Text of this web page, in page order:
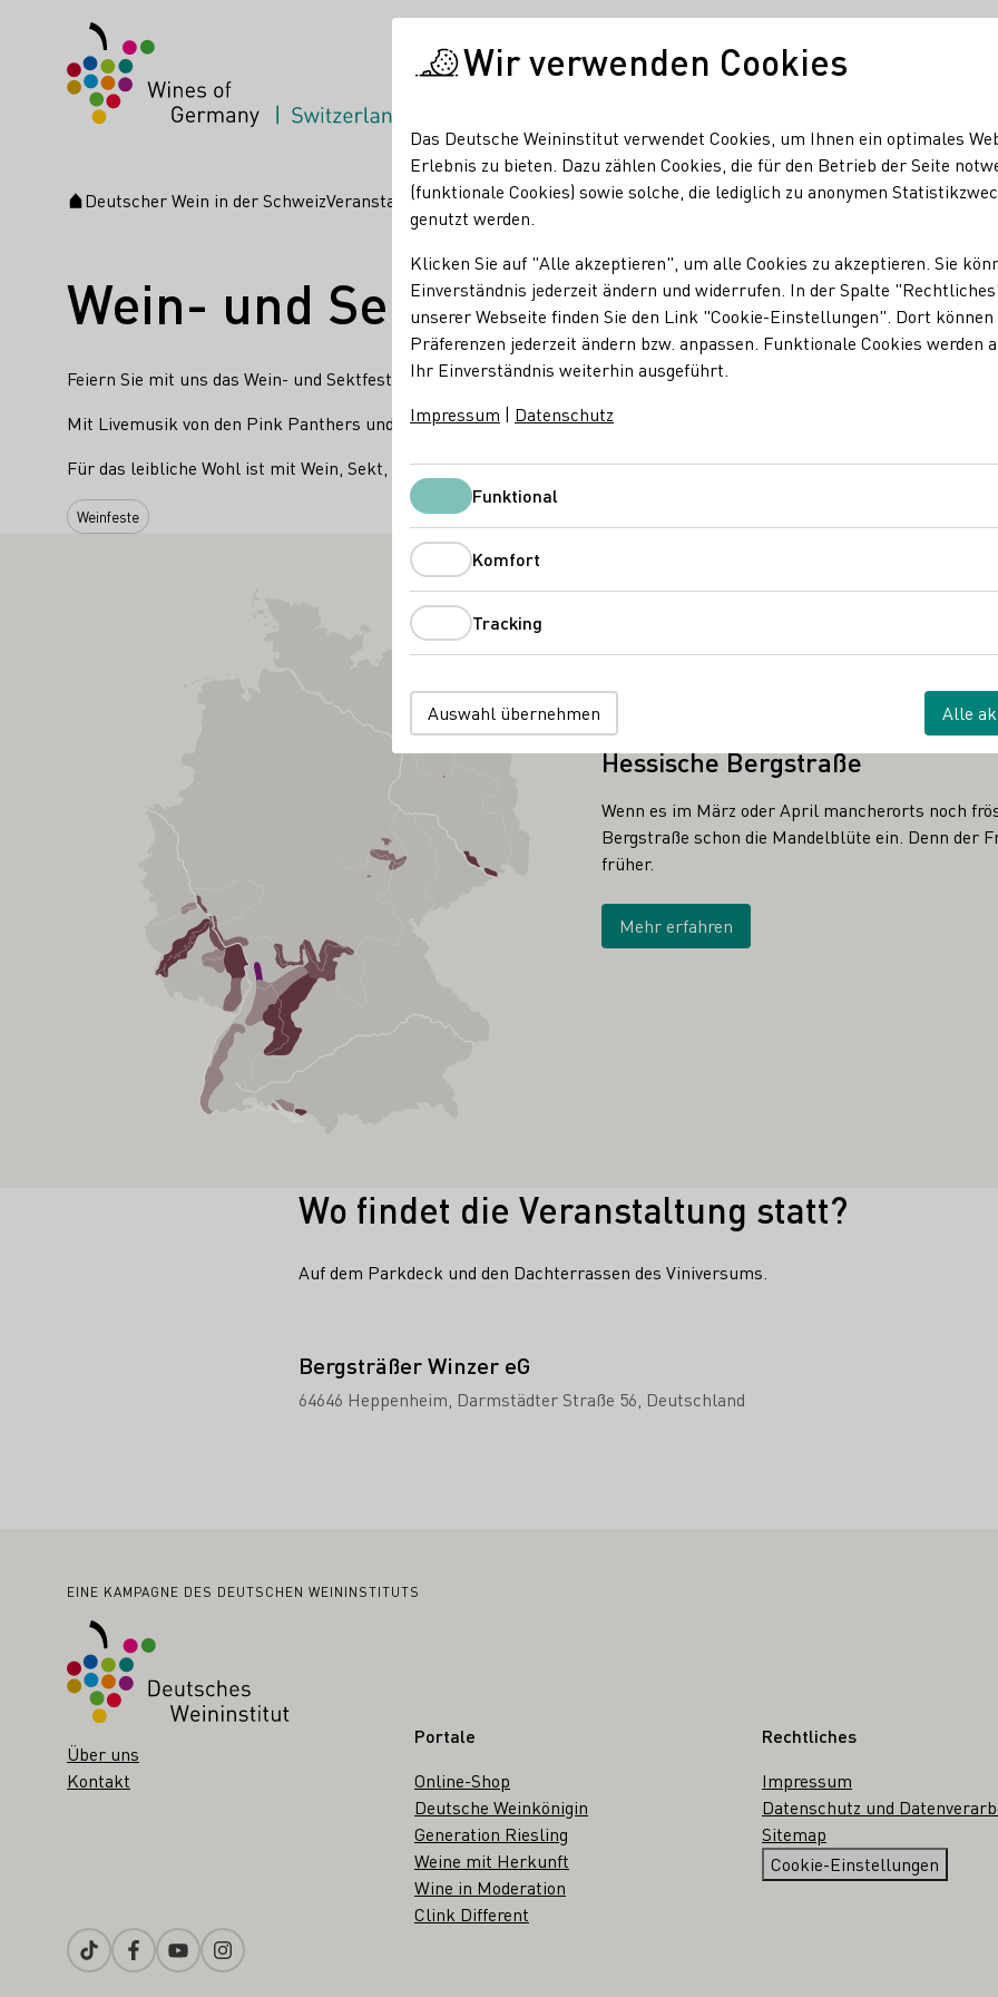
Deutscher
Startseite
Deutscher Wein in der SchweizVeranstaltungenWein- und Sektfest | Bergsträsser Winzer
Wein- und Sektfest | Bergsträsser
Feiern Sie mit uns das Wein- und Sektfest!
Mit Livemusik von den Pink Panthers und Sams Livingroom
Für das leibliche Wohl ist mit Wein, Sekt, Cocktails und Speisen gesorgt.
Weinfeste
ANBAUGEBIET
Hessische Bergstraße
Wenn es im März oder April mancherorts noch
Bergstraße schon die Mandelblüte ein. Denn der
früher.
Mehr erfahren
Wo findet die Veranstaltung statt?
Auf dem Parkdeck und den Dachterrassen des Viniversums.
Bergsträßer Winzer eG
64646 Heppenheim Darmstädter Straße 56 Deutschland
Fußbereich
EINE KAMPAGNE DES DEUTSCHEN WEININSTITUTS
Über uns
Kontakt
Portale
Online-Shop
Deutsche Weinkönigin
Generation Riesling
Weine mit Herkunft
Wine in Moderation
Clink Different
Rechtliches
Impressum
Datenschutz und
Sitemap
Cookie-Einstellungen
Wir verwenden Cookies
Das Deutsche Weininstitut verwendet Cookies, um Ihnen ein optimales
Erlebnis zu bieten. Dazu zählen Cookies, die für den Betrieb der Seite
(funktionale Cookies) sowie solche, die lediglich zu anonymen
genutzt werden.
Klicken Sie auf "Alle akzeptieren", um alle Cookies zu akzeptieren. Sie
Einverständnis jederzeit ändern und widerrufen. In der Spalte
unserer Webseite finden Sie den Link "Cookie-Einstellungen". Dort können
Präferenzen jederzeit ändern bzw. anpassen. Funktionale Cookies werden
Ihr Einverständnis weiterhin ausgeführt.
Impressum | Datenschutz
FunktionalFunktional
Komfort
Tracking
Auswahl übernehmen Alle
TiktokFacebookYoutubeInstagram